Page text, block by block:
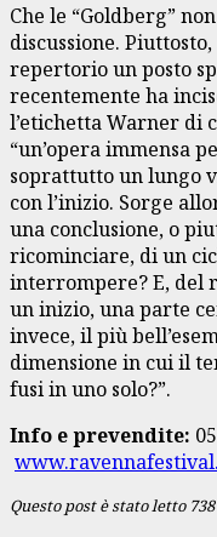
Che le “Goldberg”
discussione. Piuttosto,
repertorio un posto
recentemente ha
l’etichetta Warner di
“un’opera immensa
soprattutto un lungo
con l’inizio. Sorge
una conclusione, o
ricominciare, di un
interrompere? E, del
un inizio, una parte
invece, il più
dimensione in cui il
fusi in uno solo?”.
Info e prevendite:
Questo post è stato letto